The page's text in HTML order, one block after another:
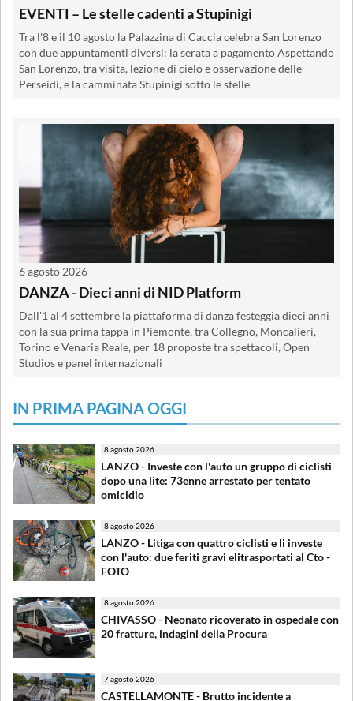
EVENTI – Le stelle cadenti a Stupinigi
Tra l'8 e il 10 agosto la Palazzina di Caccia celebra San Lorenzo
con due appuntamenti diversi: la serata a pagamento Aspettando
San Lorenzo, tra visita, lezione di cielo e osservazione delle
Perseidi, e la camminata Stupinigi sotto le stelle
6 agosto 2026
DANZA - Dieci anni di NID Platform
Dall'1 al 4 settembre la piattaforma di danza festeggia dieci anni
con la sua prima tappa in Piemonte, tra Collegno, Moncalieri,
Torino e Venaria Reale, per 18 proposte tra spettacoli, Open
Studios e panel internazionali
IN PRIMA PAGINA OGGI
8 agosto 2026
LANZO - Investe con l'auto un gruppo di ciclisti
dopo una lite: 73enne arrestato per tentato
omicidio
8 agosto 2026
LANZO - Litiga con quattro ciclisti e li investe
con l'auto: due feriti gravi elitrasportati al Cto -
FOTO
8 agosto 2026
CHIVASSO - Neonato ricoverato in ospedale con
20 fratture, indagini della Procura
7 agosto 2026
CASTELLAMONTE - Brutto incidente a